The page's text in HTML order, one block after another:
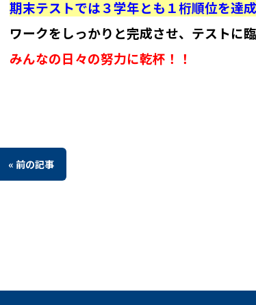
期末テストでは３学年とも１桁順位を達
ワークをしっかりと完成させ、テストに
みんなの日々の努力に乾杯！！
« 前の記事